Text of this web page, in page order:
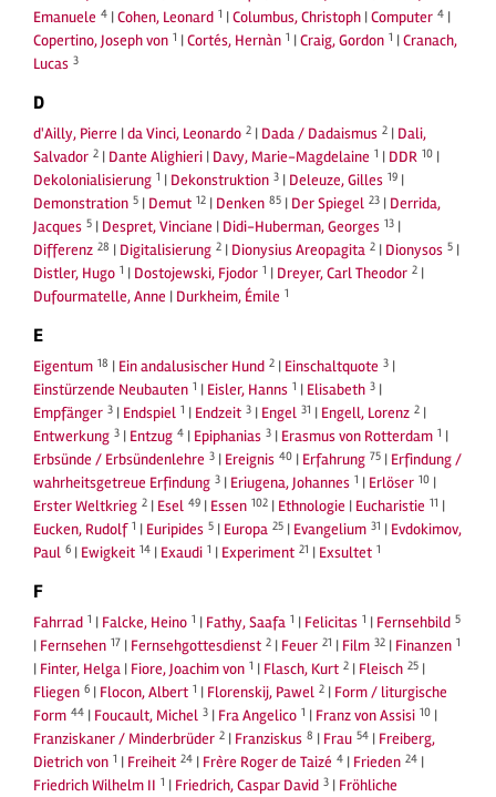
Emanuele 4 |Cohen, Leonard 1 |Columbus, Christoph |Computer 4 |
Copertino, Joseph von 1 |Cortés, Hernàn 1 |Craig, Gordon 1 |Cranach,
Lucas 3
D
d'Ailly, Pierre |da Vinci, Leonardo 2 | Dada / Dadaismus 2 | Dali,
Salvador 2 | Dante Alighieri | Davy, Marie-Magdelaine 1 | DDR 10 |
Dekolonialisierung 1 | Dekonstruktion 3 | Deleuze, Gilles 19 |
Demonstration 5 | Demut 12 | Denken 85 | Der Spiegel 23 | Derrida,
Jacques 5 | Despret, Vinciane | Didi-Huberman, Georges 13 |
Differenz 28 | Digitalisierung 2 | Dionysius Areopagita 2 | Dionysos 5 |
Distler, Hugo 1 | Dostojewski, Fjodor 1 | Dreyer, Carl Theodor 2 |
Dufourmatelle, Anne | Durkheim, Émile 1
E
Eigentum 18 | Ein andalusischer Hund 2 | Einschaltquote 3 |
Einstürzende Neubauten 1 | Eisler, Hanns 1 | Elisabeth 3 |
Empfänger 3 | Endspiel 1 | Endzeit 3 | Engel 31 | Engell, Lorenz 2 |
Entwerkung 3 | Entzug 4 | Epiphanias 3 | Erasmus von Rotterdam 1 |
Erbsünde / Erbsündenlehre 3 | Ereignis 40 | Erfahrung 75 | Erfindung /
wahrheitsgetreue Erfindung 3 | Eriugena, Johannes 1 | Erlöser 10 |
Erster Weltkrieg 2 | Esel 49 | Essen 102 | Ethnologie | Eucharistie 11 |
Eucken, Rudolf 1 | Euripides 5 | Europa 25 | Evangelium 31 | Evdokimov,
Paul 6 | Ewigkeit 14 | Exaudi 1 | Experiment 21 | Exsultet 1
F
Fahrrad 1 | Falcke, Heino 1 | Fathy, Saafa 1 | Felicitas 1 | Fernsehbild 5
| Fernsehen 17 | Fernsehgottesdienst 2 | Feuer 21 | Film 32 | Finanzen 1
| Finter, Helga | Fiore, Joachim von 1 | Flasch, Kurt 2 | Fleisch 25 |
Fliegen 6 | Flocon, Albert 1 | Florenskij, Pawel 2 | Form / liturgische
Form 44 | Foucault, Michel 3 | Fra Angelico 1 | Franz von Assisi 10 |
Franziskaner / Minderbrüder 2 | Franziskus 8 | Frau 54 | Freiberg,
Dietrich von 1 | Freiheit 24 | Frère Roger de Taizé 4 | Frieden 24 |
Friedrich Wilhelm II 1 | Friedrich, Caspar David 3 | Fröhliche